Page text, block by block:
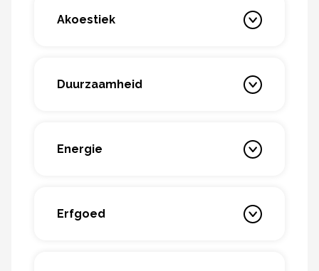
Akoestiek
Duurzaamheid
Energie
Erfgoed